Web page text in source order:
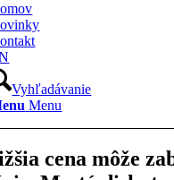
Vyhľadávanie
Menu
cena môže